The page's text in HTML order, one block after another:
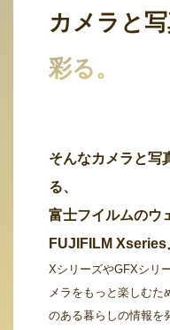
カメラと
彩る。
そんなカメラと写
る、
富士フイルムのウ
FUJIFILM Xseries
XシリーズやGFXシリ
メラをもっと楽しむ
のある暮らしの情報を